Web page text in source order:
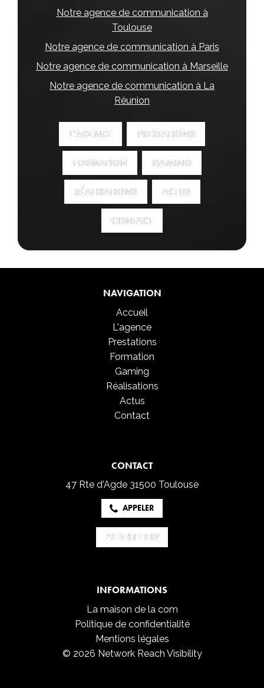
Notre agence de communication à
Toulouse
Notre agence de communication à Paris
Notre agence de communication à Marseille
Notre agence de communication à La
Réunion
L'AGENCE
L'AGENCE PRESTATIONS
PRESTATIONS
FORMATION
FORMATION GAMING
GAMING
RÉALISATIONS
RÉALISATIONS ACTUS
ACTUS
CONTACT
CONTACT
NAVIGATION
Accueil
L'agence
Prestations
Formation
Gaming
Réalisations
Actus
Contact
CONTACT
47 Rte d'Agde 31500 Toulouse
APPELER
PRENDRE RDV
PRENDRE RDV
INFORMATIONS
La maison de la com
Politique de confidentialité
Mentions légales
© 2026 Network Reach Visibility